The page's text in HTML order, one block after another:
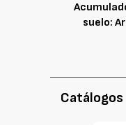
suelo:
Catálogos